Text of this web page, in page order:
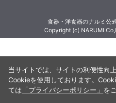
食器・洋食器のナルミ公
Copyright (c) NARUMI
当サイトでは、サイトの利便性向上
Cookieを使用しております。
ては 「プライバシーポリシー」 を